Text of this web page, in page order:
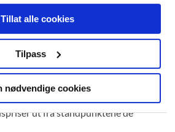
Tillat alle cookies
Tilpass
nødvendige cookies
og prissetting skal foregå
problematisk når partene først
med hverandre.
produkt vil kunne føre til større
de praktiske og økonomiske
og handel og om rådende
vil partene kunne inngå avtaler om
og distribusjonskvaliteter og
ut fra standpunktene de